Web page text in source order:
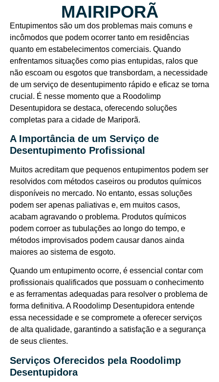
MAIRIPORÃ
Entupimentos são um dos problemas mais comuns e
incômodos que podem ocorrer tanto em residências
quanto em estabelecimentos comerciais. Quando
enfrentamos situações como pias entupidas, ralos que
não escoam ou esgotos que transbordam, a necessidade
de um serviço de desentupimento rápido e eficaz se torna
crucial. É nesse momento que a Roodolimp
Desentupidora se destaca, oferecendo soluções
completas para a cidade de Mariporã.
A Importância de um Serviço de
Desentupimento Profissional
Muitos acreditam que pequenos entupimentos podem ser
resolvidos com métodos caseiros ou produtos químicos
disponíveis no mercado. No entanto, essas soluções
podem ser apenas paliativas e, em muitos casos,
acabam agravando o problema. Produtos químicos
podem corroer as tubulações ao longo do tempo, e
métodos improvisados podem causar danos ainda
maiores ao sistema de esgoto.
Quando um entupimento ocorre, é essencial contar com
profissionais qualificados que possuam o conhecimento
e as ferramentas adequadas para resolver o problema de
forma definitiva. A Roodolimp Desentupidora entende
essa necessidade e se compromete a oferecer serviços
de alta qualidade, garantindo a satisfação e a segurança
de seus clientes.
Serviços Oferecidos pela Roodolimp
Desentupidora